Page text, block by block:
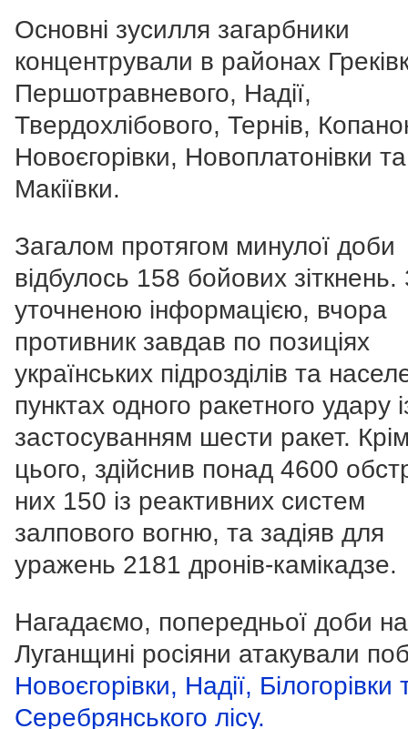
Основні зусилля загарбники
концентрували в районах
Першотравневого, Надії,
Твердохлібового, Тернів,
Новоєгорівки, Новоплатонівки та
Макіївки.
Загалом протягом минулої доби
відбулось 158 бойових зіткнень.
уточненою інформацією, вчора
противник завдав по позиціях
українських підрозділів та
пунктах одного ракетного удару
застосуванням шести ракет.
цього, здійснив понад 4600
них 150 із реактивних систем
залпового вогню, та задіяв для
уражень 2181 дронів-камікадзе.
Нагадаємо, попередньої доби на
Луганщині росіяни атакували
Новоєгорівки, Надії, Білогорівки
Серебрянського лісу.